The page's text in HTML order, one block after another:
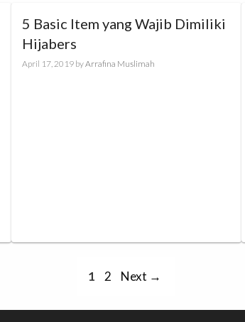
5 Basic Item yang Wajib Dimiliki
Hijabers
April 17, 2019 byArrafina Muslimah
Page
1 Page
2 Next →